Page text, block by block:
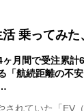
乗ってみた
4ヶ月間で受注累
「航続距離の不
れていた「EV（